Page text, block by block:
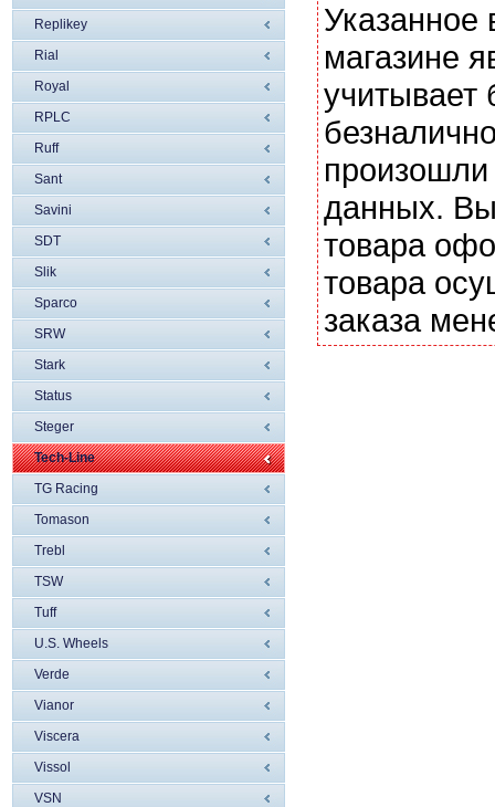
Replikey
Rial
Royal
RPLC
Ruff
Sant
Savini
SDT
Slik
Sparco
SRW
Stark
Status
Steger
Tech-Line
TG Racing
Tomason
Trebl
TSW
Tuff
U.S. Wheels
Verde
Vianor
Viscera
Vissol
VSN
магазине
учитывает
данных. Вы
товара
товара
заказа